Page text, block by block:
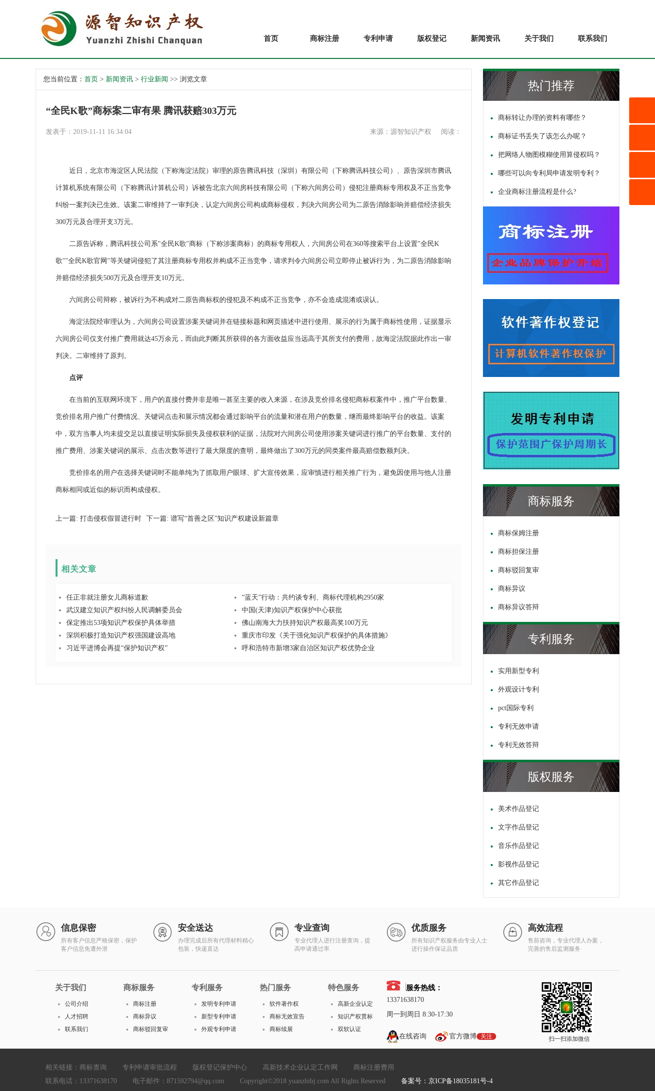
首页 商标注册 专利申请 版权登记 新闻资讯 关于我们 联系我们
您当前位置： 首页 > 新闻资讯 > 行业新闻 >> 浏览文章
“全民K歌”商标案二审有果 腾讯获赔303万元
发表于：2019-11-11 16:34:04 阅读：
来源：源智知识产权
近日，北京市海淀区人民法院（下称海淀法院）审理的原告腾讯科技（深圳）有限公司（下称腾讯科技公司）、原告深圳市腾讯
计算机系统有限公司（下称腾讯计算机公司）诉被告北京六间房科技有限公司（下称六间房公司）侵犯注册商标专用权及不正当竞争
纠纷一案判决已生效。该案二审维持了一审判决，认定六间房公司构成商标侵权，判决六间房公司为二原告消除影响并赔偿经济损失
300万元及合理开支3万元。
二原告诉称，腾讯科技公司系"全民K歌"商标（下称涉案商标）的商标专用权人，六间房公司在360等搜索平台上设置"全民K
歌""全民K歌官网"等关键词侵犯了其注册商标专用权并构成不正当竞争，请求判令六间房公司立即停止被诉行为，为二原告消除影响
并赔偿经济损失500万元及合理开支10万元。
六间房公司辩称，被诉行为不构成对二原告商标权的侵犯及不构成不正当竞争，亦不会造成混淆或误认。
海淀法院经审理认为，六间房公司设置涉案关键词并在链接标题和网页描述中进行使用、展示的行为属于商标性使用，证据显示
六间房公司仅支付推广费用就达45万余元，而由此判断其所获得的各方面收益应当远高于其所支付的费用，故海淀法院据此作出一审
判决。二审维持了原判。
点评
在当前的互联网环境下，用户的直接付费并非是唯一甚至主要的收入来源，在涉及竞价排名侵犯商标权案件中，推广平台数量、
竞价排名用户推广付费情况、关键词点击和展示情况都会通过影响平台的流量和潜在用户的数量，继而最终影响平台的收益。该案
中，双方当事人均未提交足以直接证明实际损失及侵权获利的证据，法院对六间房公司使用涉案关键词进行推广的平台数量、支付的
推广费用、涉案关键词的展示、点击次数等进行了最大限度的查明，最终做出了300万元的同类案件最高赔偿数额判决。
竞价排名的用户在选择关键词时不能单纯为了抓取用户眼球、扩大宣传效果，应审慎进行相关推广行为，避免因使用与他人注册
商标相同或近似的标识而构成侵权。
上一篇: 打击侵权假冒进行时 下一篇: 谱写“首善之区”知识产权建设新篇章
相关文章
任正非就注册女儿商标道歉
“蓝天”行动：共约谈专利、商标代理机构2950家
武汉建立知识产权纠纷人民调解委员会
中国(天津)知识产权保护中心获批
保定推出53项知识产权保护具体举措
佛山南海大力扶持知识产权最高奖100万元
深圳积极打造知识产权强国建设高地
重庆市印发《关于强化知识产权保护的具体措施》
习近平进博会再提“保护知识产权”
呼和浩特市新增3家自治区知识产权优势企业
热门推荐
商标转让办理的资料有哪些？
商标证书丢失了该怎么办呢？
把网络人物图模糊使用算侵权吗？
哪些可以向专利局申请发明专利？
企业商标注册流程是什么?
商标服务
商标保姆注册
商标担保注册
商标驳回复审
商标异议
商标异议答辩
专利服务
实用新型专利
外观设计专利
pct国际专利
专利无效申请
专利无效答辩
版权服务
美术作品登记
文字作品登记
音乐作品登记
影视作品登记
其它作品登记
信息保密
所有客户信息严格保密，保护
客户信息免遭外泄
安全送达
办理完成后所有代理材料精心
包装，快递直达
专业查询
专业代理人进行注册查询，提
高申请通过率
优质服务
所有知识产权服务由专业人士
进行操作保证品质
高效流程
售前咨询，专业代理人办案，
完善的售后监测服务
关于我们
公司介绍
人才招聘
联系我们
商标服务
商标注册
商标异议
商标驳回复审
专利服务
发明专利申请
新型专利申请
外观专利申请
热门服务
软件著作权
商标无效宣告
商标续展
特色服务
高新企业认定
知识产权贯标
双软认证
服务热线：
13371638170
周一到周日 8:30-17:30
在线咨询 官方微博 关注 扫一扫添加微信
相关链接： 商标查询 专利申请审批流程 版权登记保护中心 高新技术企业认定工作网
商标注册费用
联系电话：13371638170 电子邮件：871592794@qq.com Copyright©2018 yuanzhibj.com All Rights Reserved 备案号：京ICP备18035181号-4